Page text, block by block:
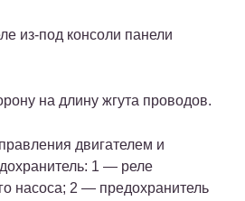
из-под консоли панели
на длину жгута проводов.
двигателем и
1 — реле
насоса; 2 — предохранитель